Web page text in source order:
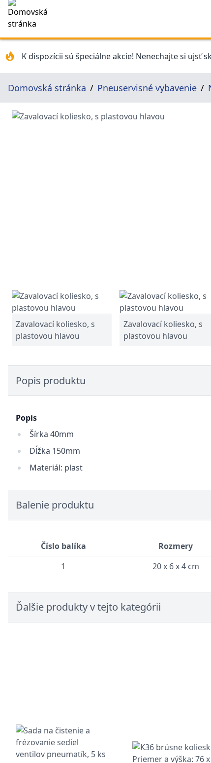
K dispozícii sú špeciálne akcie! Nenechajte si ujsť
Domovská stránka Pneuservisné vybavenie
Zavalovací koliesko, s
plastovou hlavou
Zavalovací koliesko, s
plastovou hlavou
Popis produktu
Popis
Šírka 40mm
Dĺžka 150mm
Materiál: plast
Balenie produktu
Číslo balíka Rozmery
1
20 x 6 x 4 cm
Ďalšie produkty v tejto kategórii